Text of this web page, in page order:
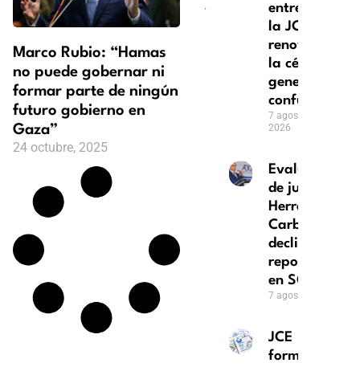
Marco Rubio: “Hamas
no puede gobernar ni
formar parte de ningún
futuro gobierno en
Gaza”
24 octubre, 2025
entrega
la JCE al
renovar
la cédula
genera
confusión
7 agosto,
2026
Evaluación
de jueces:
Herrera
Carbuccia
declina
repostularse
en SCJ
7 agosto, 2026
JCE
formula